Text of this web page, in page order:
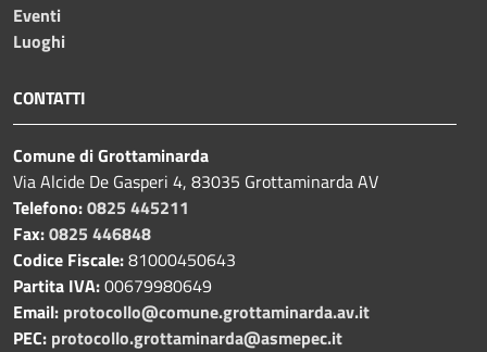
Eventi
Luoghi
CONTATTI
Comune di Grottaminarda
Via Alcide De Gasperi 4, 83035 Grottaminarda AV
Telefono:0825 445211
Fax:0825 446848
Codice Fiscale:81000450643
Partita IVA:00679980649
Email: protocollo@comune.grottaminarda.av.it
PEC: protocollo.grottaminarda@asmepec.it